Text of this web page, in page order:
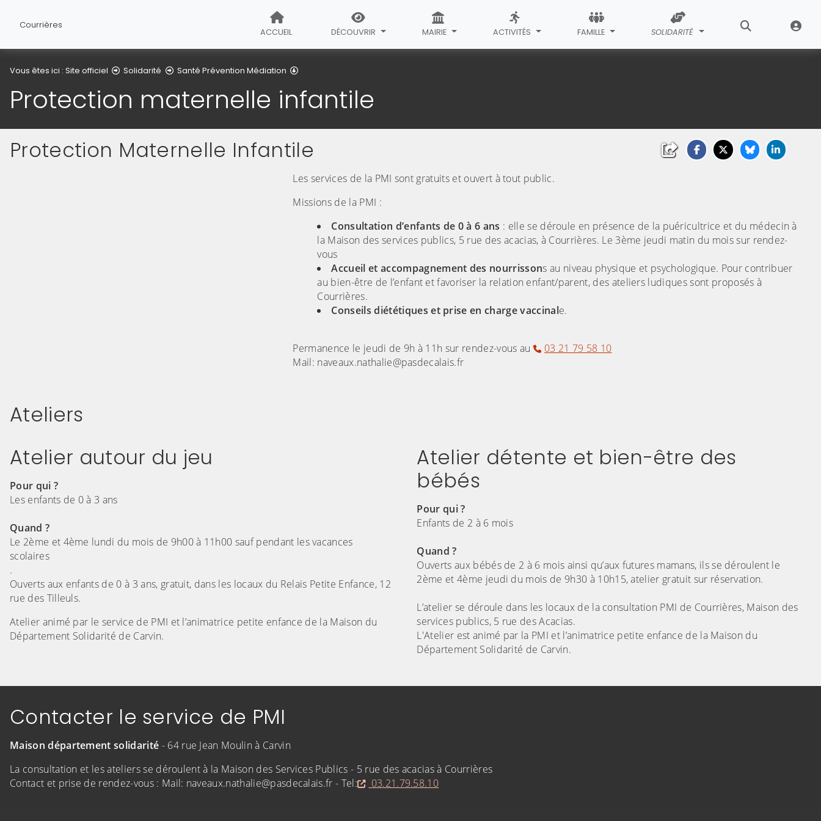
Courrières
ACCUEIL DÉCOUVRIR MAIRIE ACTIVITÉS FAMILLE SOLIDARITÉ
Vous êtes ici : Site officiel Solidarité Santé Prévention Médiation
Protection maternelle infantile
Protection Maternelle Infantile
Les services de la PMI sont gratuits et ouvert à tout public.
Missions de la PMI :
Consultation d’enfants de 0 à 6 ans : elle se déroule en présence de la puéricultrice et du médecin à
la Maison des services publics, 5 rue des acacias, à Courrières. Le 3ème jeudi matin du mois sur rendez-
vous
Accueil et accompagnement des nourrissons au niveau physique et psychologique. Pour contribuer
au bien-être de l’enfant et favoriser la relation enfant/parent, des ateliers ludiques sont proposés à
Courrières.
Conseils diététiques et prise en charge vaccinale.
Permanence le jeudi de 9h à 11h sur rendez-vous au
03 21 79 58 10
Mail: naveaux.nathalie@pasdecalais.fr
Ateliers
Atelier autour du jeu
Pour qui ?
Les enfants de 0 à 3 ans
Quand ?
Le 2ème et 4ème lundi du mois de 9h00 à 11h00 sauf pendant les vacances
scolaires
.
Ouverts aux enfants de 0 à 3 ans, gratuit, dans les locaux du Relais Petite Enfance, 12
rue des Tilleuls.
Atelier animé par le service de PMI et l’animatrice petite enfance de la Maison du
Département Solidarité de Carvin.
Atelier détente et bien-être des
bébés
Pour qui ?
Enfants de 2 à 6 mois
Quand ?
Ouverts aux bébés de 2 à 6 mois ainsi qu’aux futures mamans, ils se déroulent le
2ème et 4ème jeudi du mois de 9h30 à 10h15, atelier gratuit sur réservation.
L’atelier se déroule dans les locaux de la consultation PMI de Courrières, Maison des
services publics, 5 rue des Acacias.
L'Atelier est animé par la PMI et l’animatrice petite enfance de la Maison du
Département Solidarité de Carvin.
Contacter le service de PMI
Maison département solidarité - 64 rue Jean Moulin à Carvin
La consultation et les ateliers se déroulent à la Maison des Services Publics - 5 rue des acacias à Courrières
Contact et prise de rendez-vous : Mail: naveaux.nathalie@pasdecalais.fr - Tel:
03.21.79.58.10